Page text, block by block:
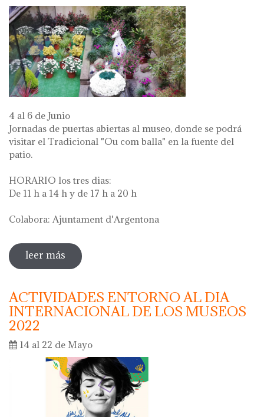
4 al 6 de Junio
Jornadas de puertas abiertas al museo, donde se podrá
visitar el Tradicional "Ou com balla" en la fuente del
patio.
HORARIO los tres dias:
De 11 h a 14 h y de 17 h a 20 h
Colabora: Ajuntament d'Argentona
leer más sobre diada de la flor - l'ou com balla a la
font
ACTIVIDADES ENTORNO AL DIA
INTERNACIONAL DE LOS MUSEOS
2022
14 al 22 de Mayo